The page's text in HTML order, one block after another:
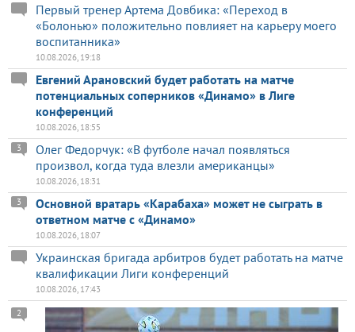
Первый тренер Артема Довбика: «Переход в
«Болонью» положительно повлияет на карьеру моего
воспитанника»
10.08.2026, 19:18
Евгений Арановский будет работать на матче
потенциальных соперников «Динамо» в Лиге
конференций
10.08.2026, 18:55
Олег Федорчук: «В футболе начал появляться
произвол, когда туда влезли американцы»
3
10.08.2026, 18:31
Основной вратарь «Карабаха» может не сыграть в
ответном матче с «Динамо»
3
10.08.2026, 18:07
Украинская бригада арбитров будет работать на матче
квалификации Лиги конференций
10.08.2026, 17:43
2